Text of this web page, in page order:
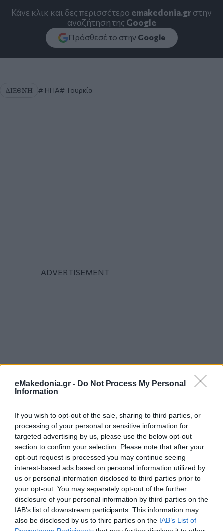
eMakedonia.gr - Do Not Process My Personal
Information
If you wish to opt-out of the sale, sharing to third parties, or
processing of your personal or sensitive information for
targeted advertising by us, please use the below opt-out
section to confirm your selection. Please note that after your
opt-out request is processed you may continue seeing
interest-based ads based on personal information utilized by
us or personal information disclosed to third parties prior to
your opt-out. You may separately opt-out of the further
disclosure of your personal information by third parties on the
IAB’s list of downstream participants. This information may
also be disclosed by us to third parties on the IAB’s List of
Κάνε κλικ και δες περισσότερο emakedonia.grστην
αναζήτηση της Google
Πρόσθεσέ το στην Google
ΔΙΕΘΝΗ ΗΠΑ Τουρκία